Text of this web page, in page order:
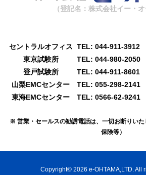
（登記名：株式会社イー・オ
セントラルオフィス TEL: 044-911-3912
東京試験所
TEL: 044-980-2050
登戸試験所
TEL: 044-911-8601
山梨EMCセンター
TEL: 055-298-2141
東海EMCセンター
TEL: 0566-62-9241
※ 営業・セールスの勧誘電話は、一切お断りいた
保険等）
Copyright© 2026 e-OHTAMA,LTD. All